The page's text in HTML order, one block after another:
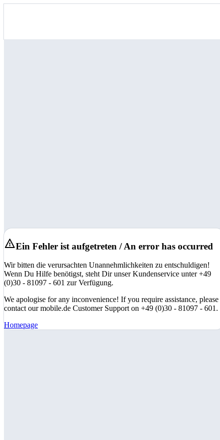
Ein Fehler ist aufgetreten / An error has occurred
Wir bitten die verursachten Unannehmlichkeiten zu entschuldigen!
Wenn Du Hilfe benötigst, steht Dir unser Kundenservice unter +49
(0)30 - 81097 - 601 zur Verfügung.
We apologise for any inconvenience! If you require assistance, please
contact our mobile.de Customer Support on +49 (0)30 - 81097 - 601.
Homepage